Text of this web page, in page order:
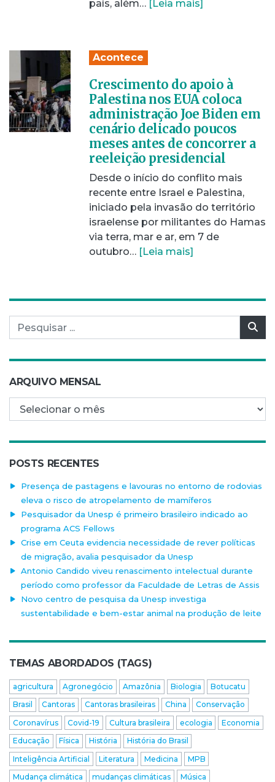
país, além… [Leia mais]
Acontece
Crescimento do apoio à
Palestina nos EUA coloca
administração Joe Biden em
cenário delicado poucos
meses antes de concorrer a
reeleição presidencial
Desde o início do conflito mais
recente entre Israel e Palestina,
iniciado pela invasão do território
israelense por militantes do Hamas
via terra, mar e ar, em 7 de
outubro… [Leia mais]
Pesquisar por:
ARQUIVO MENSAL
Arquivo mensal
POSTS RECENTES
Presença de pastagens e lavouras no entorno de rodovias
eleva o risco de atropelamento de mamíferos
Pesquisador da Unesp é primeiro brasileiro indicado ao
programa ACS Fellows
Crise em Ceuta evidencia necessidade de rever políticas
de migração, avalia pesquisador da Unesp
Antonio Candido viveu renascimento intelectual durante
período como professor da Faculdade de Letras de Assis
Novo centro de pesquisa da Unesp investiga
sustentabilidade e bem-estar animal na produção de leite
TEMAS ABORDADOS (TAGS)
agricultura Agronegócio Amazônia Biologia
Botucatu
Brasil
Cantoras Cantoras brasileiras China
Conservação
Coronavírus
Covid-19 Cultura brasileira ecologia
Economia
Educação
Física História
História do Brasil
Inteligência Artificial
Literatura Medicina
MPB
Mudança climática
mudanças climáticas
Música